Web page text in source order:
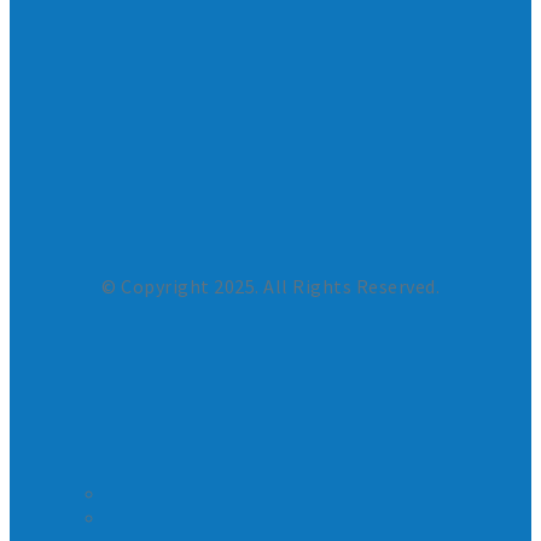
© Copyright 2025. All Rights Reserved.